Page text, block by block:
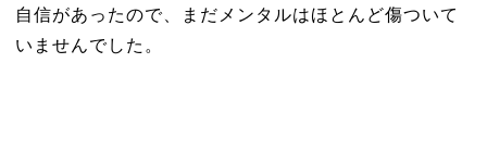
自信があったので、まだメンタルはほとんど傷ついて
いませんでした。